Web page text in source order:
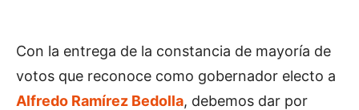
Con la entrega de la constancia de mayoría de
votos que reconoce como gobernador electo a
Alfredo Ramírez Bedolla, debemos dar por